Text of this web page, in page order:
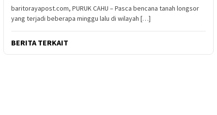
baritorayapost.com, PURUK CAHU – Pasca bencana tanah longsor
yang terjadi beberapa minggu lalu di wilayah […]
BERITA TERKAIT